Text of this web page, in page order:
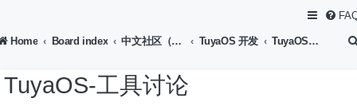
Home Board index 中文社区（Chinese Forum） TuyaOS 开发 TuyaOS-工具讨论
TuyaOS-工具讨论